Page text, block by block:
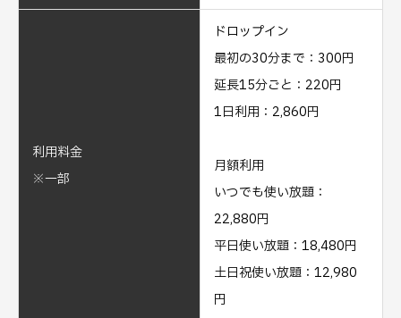
利用料金
※一部
ドロップイン
最初の30分まで：300円
延長15分ごと：220円
1日利用：2,860円
月額利用
いつでも使い放題：
22,880円
平日使い放題：18,480円
土日祝使い放題：12,980
円